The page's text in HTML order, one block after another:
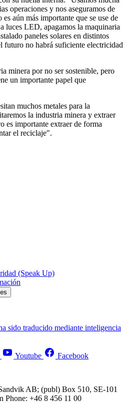
operaciones y nos aseguramos de
aún más importante que se use de
luces LED, apagamos la maquinaria
paneles solares en distintos
futuro no habrá suficiente electricidad
minera por no ser sostenible, pero
un importante papel que
muchos metales para la
la industria minera y extraer
es importante extraer de forma
el reciclaje".
(Speak Up)
sido traducido mediante inteligencia
Youtube Facebook
AB; (publ) Box 510, SE-101
Phone: +46 8 456 11 00